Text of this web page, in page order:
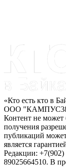
«Кто есть кто в
ООО "КАМПУС38"
Контент не может
получения
публикаций
является
Редакции: +7(902)
89025664510. В